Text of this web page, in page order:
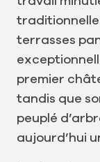
traditionnelle
terrasses
premier
tandis que
peuplé
aujourd’hui